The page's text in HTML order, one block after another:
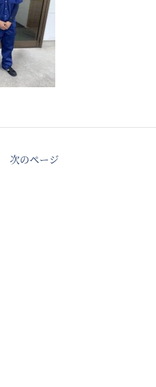
次のページ